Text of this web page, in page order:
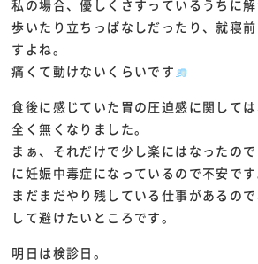
私の場合、優しくさすっているうちに解
歩いたり立ちっぱなしだったり、就寝
すよね。
痛くて動けないくらいです
食後に感じていた胃の圧迫感に関して
全く無くなりました。
まぁ、それだけで少し楽にはなったの
に妊娠中毒症になっているので不安です
まだまだやり残している仕事があるの
して避けたいところです。
明日は検診日。